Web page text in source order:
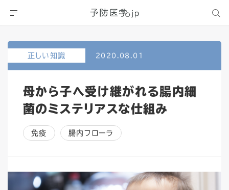
正しい知識 2020.08.01
母から子へ受け継がれる腸内細
菌のミステリアスな仕組み
免疫 腸内フローラ